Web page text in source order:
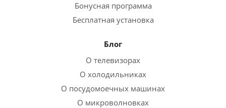
Бонусная программа
Бесплатная установка
Блог
О телевизорах
О холодильниках
О посудомоечных машинах
О микроволновках